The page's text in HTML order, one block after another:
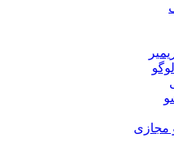
مجازی